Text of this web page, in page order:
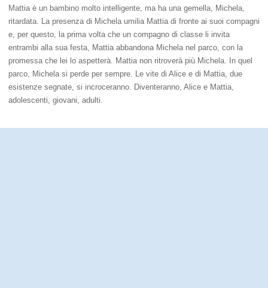
Mattia è un bambino molto intelligente, ma ha una gemella, Michela,
ritardata. La presenza di Michela umilia Mattia di fronte ai suoi compagni
e, per questo, la prima volta che un compagno di classe li invita
entrambi alla sua festa, Mattia abbandona Michela nel parco, con la
promessa che lei lo aspetterà. Mattia non ritroverà più Michela. In quel
parco, Michela si perde per sempre. Le vite di Alice e di Mattia, due
esistenze segnate, si incroceranno. Diventeranno, Alice e Mattia,
adolescenti, giovani, adulti.